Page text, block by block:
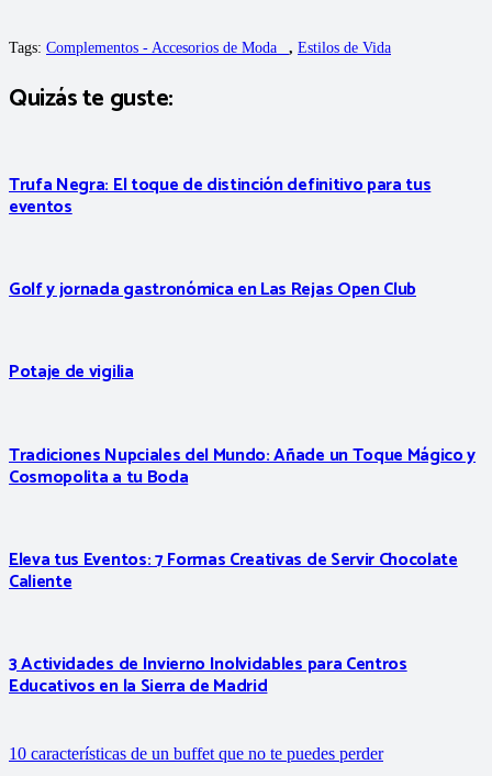
Tags: Complementos - Accesorios de Moda _ , Estilos de Vida
Quizás te guste:
Trufa Negra: El toque de distinción definitivo para tus
eventos
Golf y jornada gastronómica en Las Rejas Open Club
Potaje de vigilia
Tradiciones Nupciales del Mundo: Añade un Toque Mágico y
Cosmopolita a tu Boda
Eleva tus Eventos: 7 Formas Creativas de Servir Chocolate
Caliente
3 Actividades de Invierno Inolvidables para Centros
Educativos en la Sierra de Madrid
10 características de un buffet que no te puedes perder